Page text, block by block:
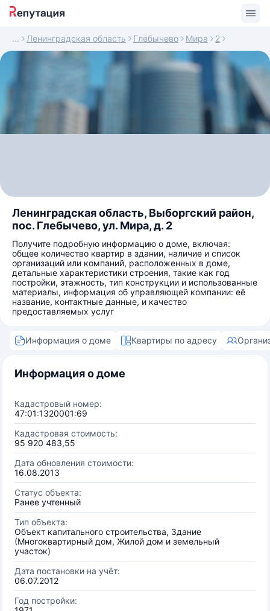
Ленинградская область Глебычево Мира 2
Ленинградская область, Выборгский район,
пос. Глебычево, ул. Мира, д. 2
Получите подробную информацию о доме, включая:
общее количество квартир в здании, наличие и список
организаций или компаний, расположенных в доме,
детальные характеристики строения, такие как год
постройки, этажность, тип конструкции и использованные
материалы, информация об управляющей компании: её
название, контактные данные, и качество
предоставляемых услуг
Информация о доме Квартиры по адресу
Информация о доме
Кадастровый номер:
47:01:1320001:69
Кадастровая стоимость:
95 920 483,55
Дата обновления стоимости:
16.08.2013
Статус объекта:
Ранее учтенный
Тип объекта:
Объект капитального строительства, Здание
(Многоквартирный дом, Жилой дом и земельный
участок)
Дата постановки на учёт:
06.07.2012
Год постройки: